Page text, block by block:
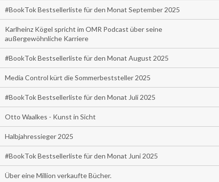
#BookTok Bestsellerliste für den Monat September 2025
Karlheinz Kögel spricht im OMR Podcast über seine
außergewöhnliche Karriere
#BookTok Bestsellerliste für den Monat August 2025
Media Control kürt die Sommerbeststeller 2025
#BookTok Bestsellerliste für den Monat Juli 2025
Otto Waalkes - Kunst in Sicht
Halbjahressieger 2025
#BookTok Bestsellerliste für den Monat Juni 2025
Über eine Million verkaufte Bücher.